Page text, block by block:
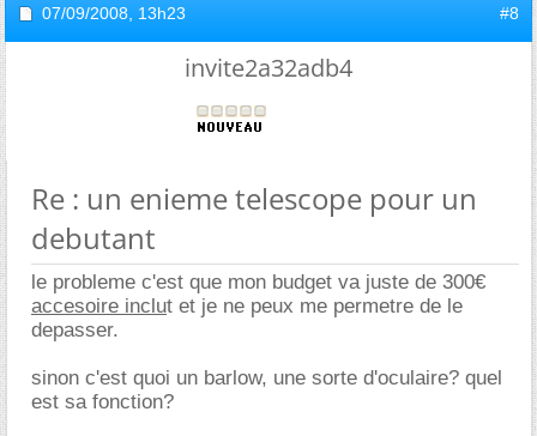
07/09/2008, 13h23 #8
invite2a32adb4
Re : un enieme telescope pour un
debutant
le probleme c'est que mon budget va juste de 300
accesoire inclut et je ne peux me permetre de le
depasser.
sinon c'est quoi un barlow, une sorte d'oculaire? quel
est sa fonction?